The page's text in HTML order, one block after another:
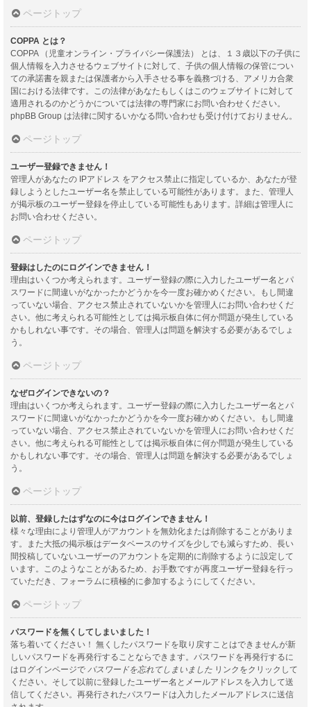
ページトップ
COPPA とは？
COPPA （児童オンライン・プライバシー保護法） とは、１３歳以下の子供に
個人情報を入力させるウェブサイトに対して、子供の個人情報の保管につい
ての承諾書を親または保護者から入手させる事を義務づける、アメリカ合衆
国における法律です。この法律があなたもしくはこのウェブサイトに対して
適用されるのかどうかについては法律の専門家にお問い合わせください。
phpBB Group は法律に関するいかなる問い合わせも受け付けておりません。
ページトップ
ユーザー登録できません！
管理人があなたの IPアドレス をアクセス禁止に指定しているか、あなたが登
録しようとしたユーザー名を禁止している可能性があります。また、管理人
が掲示板のユーザー登録を停止している可能性もあります。詳細は管理人に
お問い合わせください。
ページトップ
登録はしたのにログインできません！
理由はいくつか考えられます。ユーザー登録の際に入力したユーザー名とパ
スワードに間違いがなかったかどうかを今一度お確かめください。もし間違
っていない場合、アクセス禁止されていないかを管理人にお問い合わせくだ
さい。他に考えられる可能性としては掲示板自体に何か問題が発生している
かもしれない事です。その場合、管理人は問題を解決する必要があるでしょ
う。
ページトップ
なぜログインできないの？
理由はいくつか考えられます。ユーザー登録の際に入力したユーザー名とパ
スワードに間違いがなかったかどうかを今一度お確かめください。もし間違
っていない場合、アクセス禁止されていないかを管理人にお問い合わせくだ
さい。他に考えられる可能性としては掲示板自体に何か問題が発生している
かもしれない事です。その場合、管理人は問題を解決する必要があるでしょ
う。
ページトップ
以前、登録したはずなのに今はログインできません！
様々な理由により管理人がアカウントを無効化または削除することがありま
す。また大抵の掲示板はデータベースのサイズを少しでも減らすため、長い
間投稿していないユーザーのアカウントを定期的に削除するように設定して
います。このようなことがあるため、お手数ですが再度ユーザー登録を行っ
ていただき、フォーラムに積極的に参加するようにしてください。
ページトップ
パスワードを無くしてしまいました！
落ち着いてください！ 無くしたパスワードを取り戻すことはできませんが新
しいパスワードを再発行することならできます。パスワードを再発行するに
はログインページで パスワードを忘れてしまいました リンクをクリックして
ください。そして以前に登録したユーザー名とメールアドレスを入力して送
信してください。再発行されたパスワードは入力したメールアドレスに送信